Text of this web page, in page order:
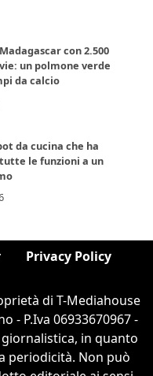
con 2.500
un polmone verde
da calcio
da cucina che ha
le funzioni a un
Privacy Policy
di T-Mediahouse
- P.Iva 06933670967 -
in quanto
periodicità. Non può